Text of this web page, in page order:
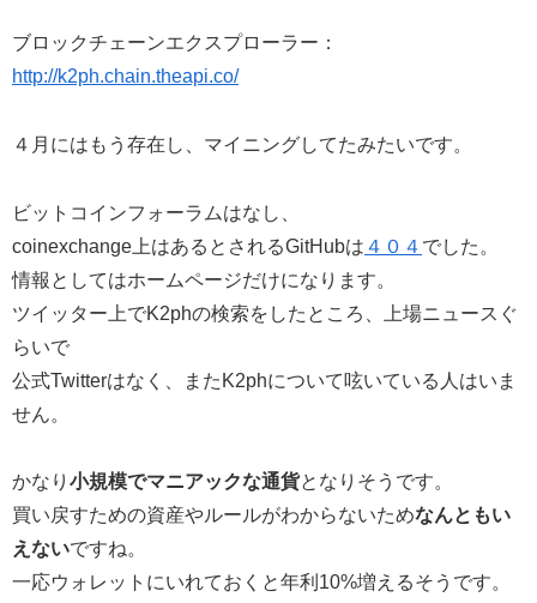
ブロックチェーンエクスプローラー：
http://k2ph.chain.theapi.co/
４月にはもう存在し、マイニングしてたみたいです。
ビットコインフォーラムはなし、
coinexchange上はあるとされるGitHubは ４０４ でした。
情報としてはホームページだけになります。
ツイッター上でK2phの検索をしたところ、上場ニュースぐ
らいで
公式Twitterはなく、またK2phについて呟いている人はいま
せん。
かなり 小規模でマニアックな通貨となりそうです。
買い戻すための資産やルールがわからないためなんともい
えないですね。
一応ウォレットにいれておくと年利10%増えるそうです。